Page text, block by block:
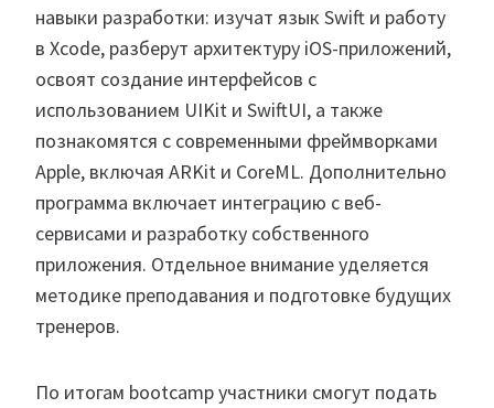
навыки разработки: изучат язык Swift и работу
в Xcode, разберут архитектуру iOS-приложений,
освоят создание интерфейсов с
использованием UIKit и SwiftUI, а также
познакомятся с современными фреймворками
Apple, включая ARKit и CoreML. Дополнительно
программа включает интеграцию с веб-
сервисами и разработку собственного
приложения. Отдельное внимание уделяется
методике преподавания и подготовке будущих
тренеров.
По итогам bootcamp участники смогут подать